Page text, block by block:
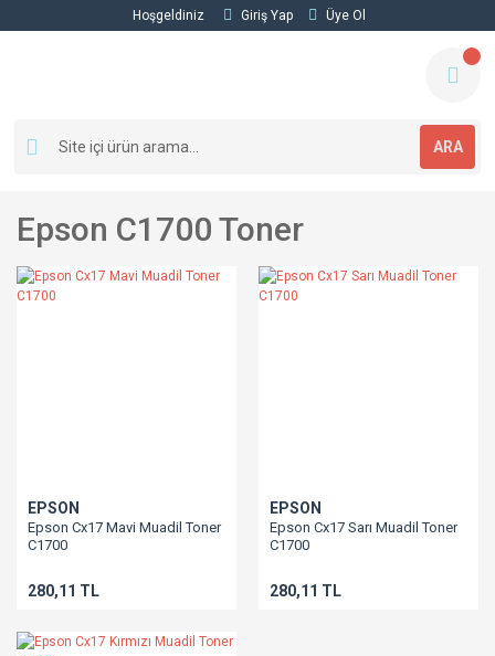
Hoşgeldiniz Giriş Yap Üye Ol
ARA
Epson C1700 Toner
EPSON
Epson Cx17 Mavi Muadil Toner
C1700
280,11 TL
EPSON
Epson Cx17 Sarı Muadil Toner
C1700
280,11 TL